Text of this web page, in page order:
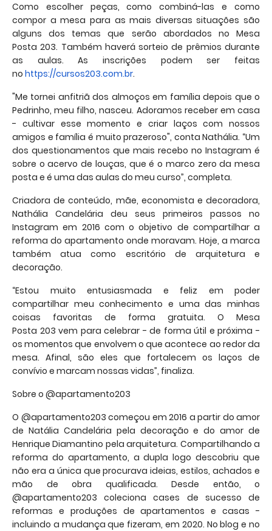
Como escolher peças, como combiná-las e como
compor a mesa para as mais diversas situações são
alguns dos temas que serão abordados no Mesa
Posta203. Também haverá sorteio de prêmios durante
as aulas. As inscrições podem ser feitas
no https://cursos203.com.br.
"Me tornei anfitriã dos almoços em família depois que o
Pedrinho, meu filho, nasceu. Adoramos receber em casa
- cultivar esse momento e criar laços com nossos
amigos e família é muito prazeroso", conta Nathália. “Um
dos questionamentos que mais recebo no Instagram é
sobre o acervo de louças, que é o marco zero da mesa
posta e é uma das aulas do meu curso”, completa.
Criadora de conteúdo, mãe, economista e decoradora,
Nathália Candelária deu seus primeiros passos no
Instagram em 2016 com o objetivo de compartilhar a
reforma do apartamento onde moravam. Hoje, a marca
também atua como escritório de arquitetura e
decoração.
“Estou muito entusiasmada e feliz em poder
compartilhar meu conhecimento e uma das minhas
coisas favoritas de forma gratuita. O Mesa
Posta 203 vem para celebrar - de forma útil e próxima -
os momentos que envolvem o que acontece ao redor da
mesa. Afinal, são eles que fortalecem os laços de
convívio e marcam nossas vidas”, finaliza.
Sobre o @apartamento203
O @apartamento203 começou em 2016 a partir do amor
de Natália Candelária pela decoração e do amor de
Henrique Diamantino pela arquitetura. Compartilhando a
reforma do apartamento, a dupla logo descobriu que
não era a única que procurava ideias, estilos, achados e
mão de obra qualificada. Desde então, o
@apartamento203 coleciona cases de sucesso de
reformas e produções de apartamentos e casas -
incluindo a mudança que fizeram, em 2020. No blog e no